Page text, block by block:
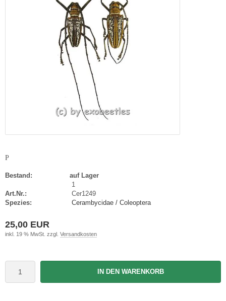
P
Bestand:
auf Lager
1
Art.Nr.:
Cer1249
Spezies:
Cerambycidae / Coleoptera
25,00 EUR
inkl. 19 % MwSt. zzgl. Versandkosten
IN DEN WARENKORB